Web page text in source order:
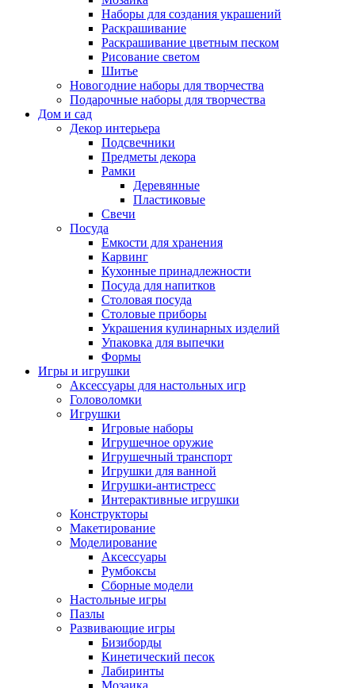
Наборы для создания украшений
Раскрашивание
Раскрашивание цветным песком
Рисование светом
Шитье
Новогодние наборы для творчества
Подарочные наборы для творчества
Дом и сад
Декор интерьера
Подсвечники
Предметы декора
Рамки
Деревянные
Пластиковые
Свечи
Посуда
Емкости для хранения
Карвинг
Кухонные принадлежности
Посуда для напитков
Столовая посуда
Столовые приборы
Украшения кулинарных изделий
Упаковка для выпечки
Формы
Игры и игрушки
Аксессуары для настольных игр
Головоломки
Игрушки
Игровые наборы
Игрушечное оружие
Игрушечный транспорт
Игрушки для ванной
Игрушки-антистресс
Интерактивные игрушки
Конструкторы
Макетирование
Моделирование
Аксессуары
Румбоксы
Сборные модели
Настольные игры
Пазлы
Развивающие игры
Бизиборды
Кинетический песок
Лабиринты
Мозаика